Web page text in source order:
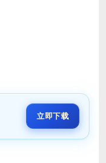
立即下载